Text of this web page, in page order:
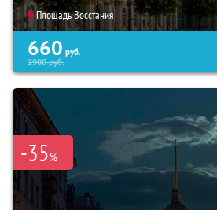
Площадь Восстания
660 руб.
2900руб.
-35%